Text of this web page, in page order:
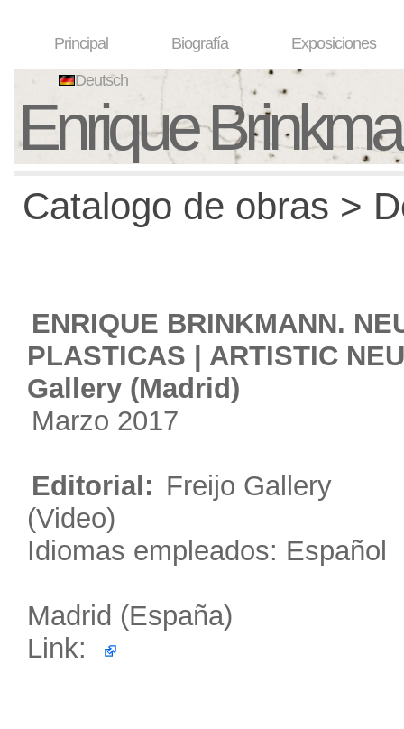
Principal Biografía Exposiciones
Deutsch
Enrique
Catalogo de obras >
ENRIQUE BRINKMANN.
PLASTICAS | ARTISTIC
Gallery (Madrid)
Marzo 2017
Editorial: Freijo Gallery
(Video)
Idiomas empleados: Español
Madrid (España)
Link: